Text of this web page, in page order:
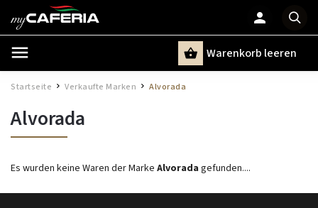
Warenkorb leeren
Startseite / Verkaufte Marken / Alvorada
Alvorada
Es wurden keine Waren der Marke Alvorada gefunden....